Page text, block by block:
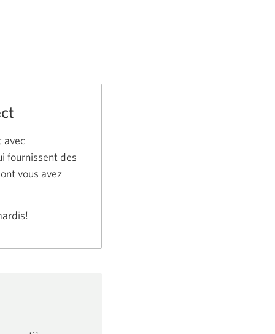
avec
fournissent des
vous avez